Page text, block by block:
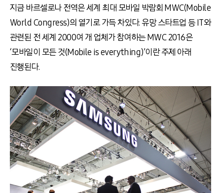
지금 바르셀로나 전역은 세계 최대 모바일 박람회 MWC(Mobile
World Congress)의 열기로 가득 차있다. 유망 스타트업 등 IT와
관련된 전 세계 2000여 개 업체가 참여하는 MWC 2016은
‘모바일이 모든 것(Mobile is everything)’이란 주제 아래
진행된다.